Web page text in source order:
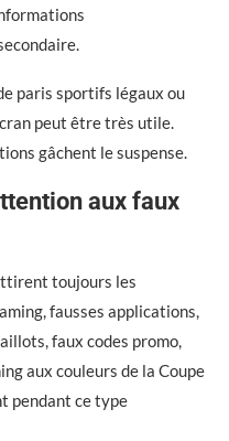
paris sportifs légaux ou
peut être très utile.
gâchent le suspense.
aux faux
toujours les
fausses applications,
faux codes promo,
aux couleurs de la Coupe
pendant ce type